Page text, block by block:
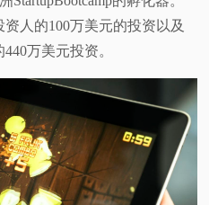
人的100万美元的投资以及
万美元投资。